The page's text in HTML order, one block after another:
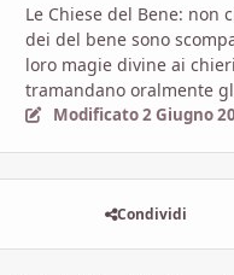
Le Chiese del Bene: non
dei del bene sono
loro magie divine ai
tramandano oralmente
Modificato2 Giugno
Condividi